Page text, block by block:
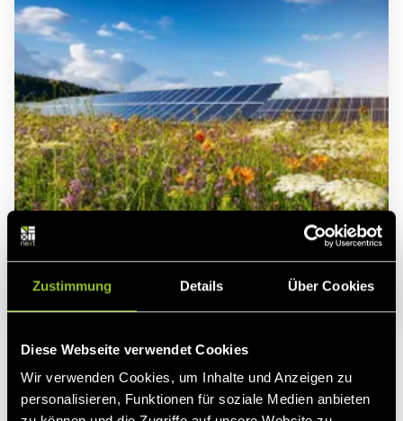
Zustimmung Details Über Cookies
Diese Webseite verwendet Cookies
Wir verwenden Cookies, um Inhalte und Anzeigen zu
personalisieren, Funktionen für soziale Medien anbieten
Energie Blog Erneuerbare Energien
Spotmarkt
Rückkehr zur sommerlichen Normalität
Nach einem von wetterbedingten Turbulenzen und